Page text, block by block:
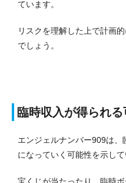
ています。
リスクを理解した上で計画
でしょう。
臨時収入が得られ
エンジェルナンバー909は
になっていく可能性を示して